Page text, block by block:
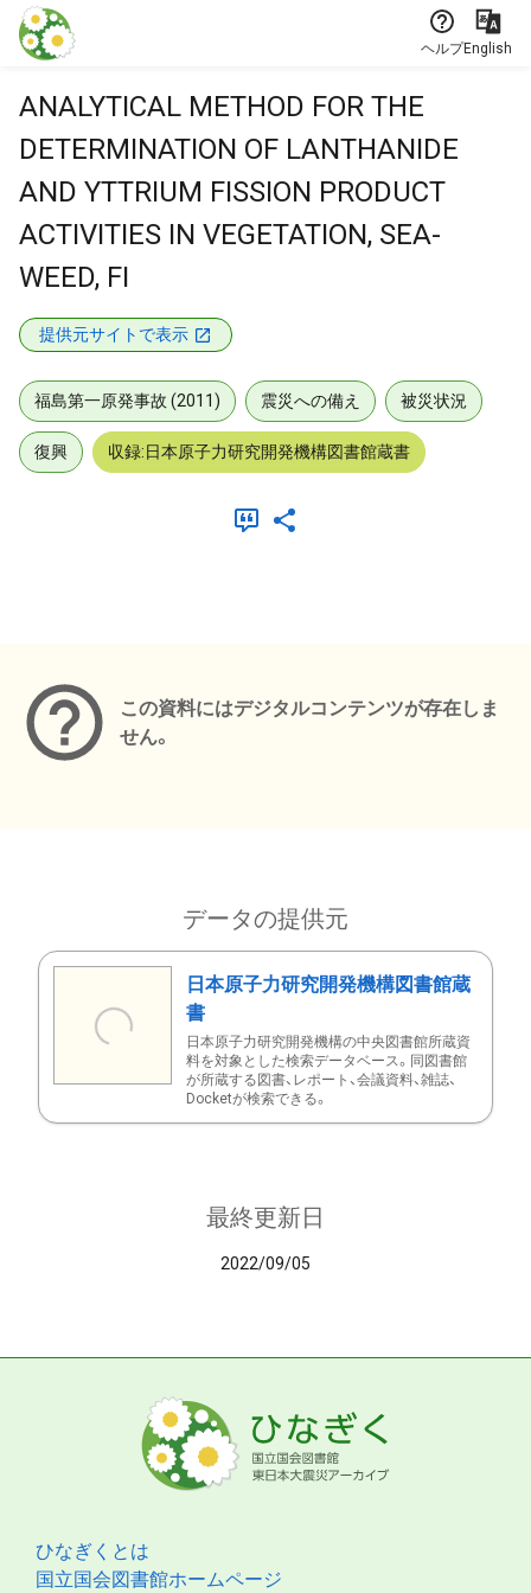
本文に飛ぶ
ヘルプEnglish
ANALYTICAL METHOD FOR THE
DETERMINATION OF LANTHANIDE
AND YTTRIUM FISSION PRODUCT
ACTIVITIES IN VEGETATION, SEA-
WEED, FI
提供元サイトで表示
福島第一原発事故 (2011) 震災への備え 被災状況
復興 収録:日本原子力研究開発機構図書館蔵書
この資料にはデジタルコンテンツが存在しま
せん。
データの提供元
日本原子力研究開発機構図書館蔵
書
日本原子力研究開発機構の中央図書館所蔵資
料を対象とした検索データベース。同図書館
が所蔵する図書、レポート、会議資料、雑誌、
Docketが検索できる。
最終更新日
2022/09/05
ひなぎくとは
国立国会図書館ホームページ